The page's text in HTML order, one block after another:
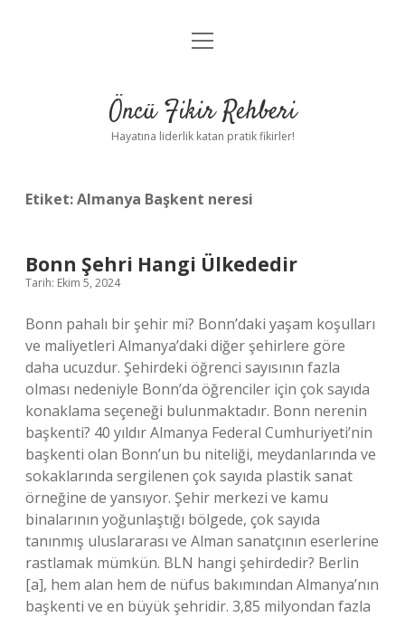
Anasayfa
Yasal Uyarı
menüyü
Öncü Fikir Rehberi
Hayatına liderlik katan pratik fikirler!
Etiket:Almanya Başkent neresi
Bonn Şehri Hangi Ülkededir
Tarih: Ekim 5, 2024
Bonn pahalı bir şehir mi? Bonn’daki yaşam koşulları
ve maliyetleri Almanya’daki diğer şehirlere göre
daha ucuzdur. Şehirdeki öğrenci sayısının fazla
olması nedeniyle Bonn’da öğrenciler için çok sayıda
konaklama seçeneği bulunmaktadır. Bonn nerenin
başkenti? 40 yıldır Almanya Federal Cumhuriyeti’nin
başkenti olan Bonn’un bu niteliği, meydanlarında ve
sokaklarında sergilenen çok sayıda plastik sanat
örneğine de yansıyor. Şehir merkezi ve kamu
binalarının yoğunlaştığı bölgede, çok sayıda
tanınmış uluslararası ve Alman sanatçının eserlerine
rastlamak mümkün. BLN hangi şehirdedir? Berlin
[a], hem alan hem de nüfus bakımından Almanya’nın
başkenti ve en büyük şehridir. 3,85 milyondan fazla